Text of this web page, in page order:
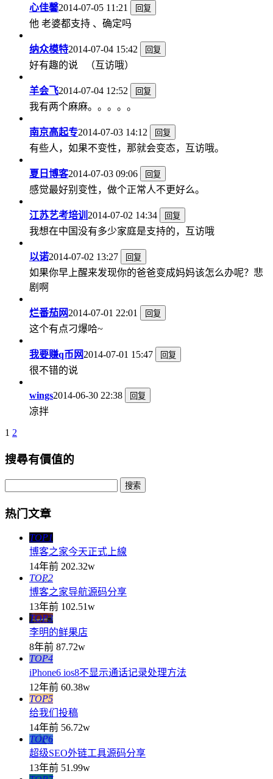
心佳馨2014-07-05 11:21 回复
他 老婆都支持 、确定吗
纳众模特2014-07-04 15:42 回复
好有趣的说 （互访哦）
羊会飞2014-07-04 12:52 回复
我有两个麻麻。。。。。
南京高起专2014-07-03 14:12 回复
有些人，如果不变性，那就会变态，互访哦。
夏日博客2014-07-03 09:06 回复
感觉最好别变性，做个正常人不更好么。
江苏艺考培训 2014-07-02 14:34 回复
我想在中国没有多少家庭是支持的，互访哦
以诺2014-07-02 13:27 回复
如果你早上醒来发现你的爸爸变成妈妈该怎么办呢？悲
剧啊
烂番茄网2014-07-01 22:01 回复
这个有点刁爆哈~
我要赚q币网2014-07-01 15:47 回复
很不错的说
wings2014-06-30 22:38 回复
凉拌
1 2
搜尋有價值的
热门文章
TOP1
博客之家今天正式上線
14年前 202.32w
TOP2
博客之家导航源码分享
13年前 102.51w
TOP3
李明的鲜果店
8年前 87.72w
TOP4
iPhone6 ios8不显示通话记录处理方法
12年前 60.38w
TOP5
给我们投稿
14年前 56.72w
TOP6
超级SEO外链工具源码分享
13年前 51.99w